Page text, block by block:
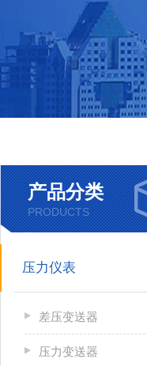
产品分类
PRODUCTS
压力仪表
差压变送器
压力变送器